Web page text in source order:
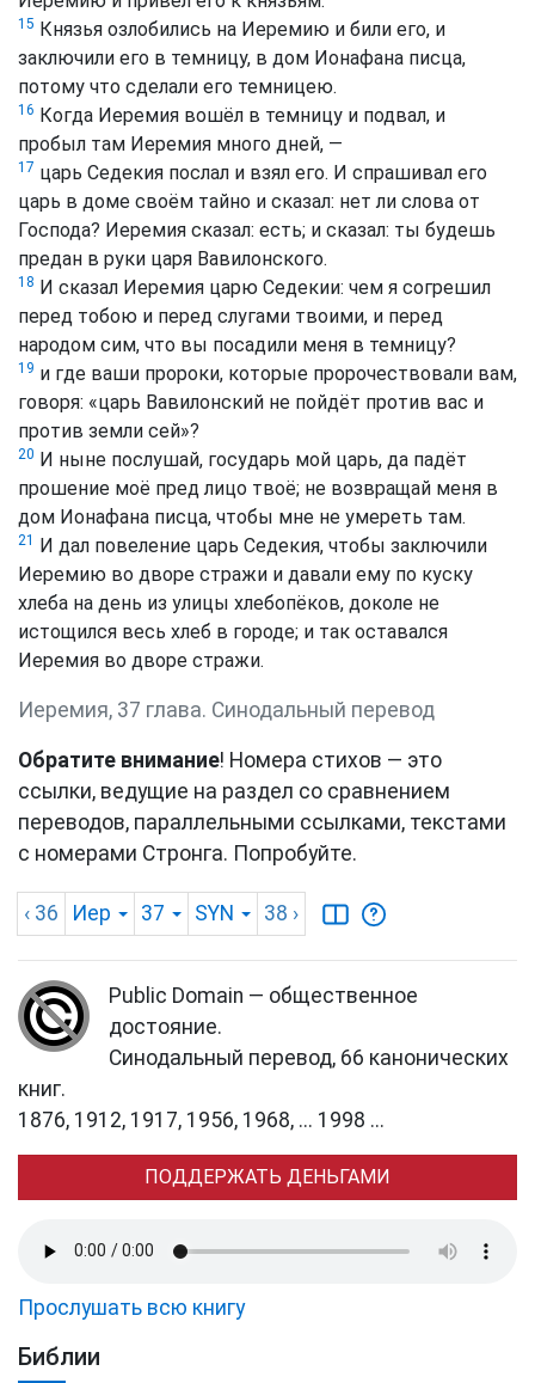
15 Князья озлобились на Иеремию и били его, и
заключили его в темницу, в дом Ионафана писца,
потому что сделали его темницею.
16 Когда Иеремия вошёл в темницу и подвал, и
пробыл там Иеремия много дней, —
17 царь Седекия послал и взял его. И спрашивал его
царь в доме своём тайно и сказал: нет ли слова от
Господа? Иеремия сказал: есть; и сказал: ты будешь
предан в руки царя Вавилонского.
18 И сказал Иеремия царю Седекии: чем я согрешил
перед тобою и перед слугами твоими, и перед
народом сим, что вы посадили меня в темницу?
19 и где ваши пророки, которые пророчествовали вам,
говоря: «царь Вавилонский не пойдёт против вас и
против земли сей»?
20 И ныне послушай, государь мой царь, да падёт
прошение моё пред лицо твоё; не возвращай меня в
дом Ионафана писца, чтобы мне не умереть там.
21 И дал повеление царь Седекия, чтобы заключили
Иеремию во дворе стражи и давали ему по куску
хлеба на день из улицы хлебопёков, доколе не
истощился весь хлеб в городе; и так оставался
Иеремия во дворе стражи.
Иеремия, 37 глава. Синодальный перевод
Обратите внимание! Номера стихов — это
ссылки, ведущие на раздел со сравнением
переводов, параллельными ссылками, текстами
с номерами Стронга. Попробуйте.
‹ 36 Иер 37 SYN 38 ›
Public Domain — общественное
достояние.
Синодальный перевод, 66 канонических
книг.
1876, 1912, 1917, 1956, 1968, ... 1998 ...
ПОДДЕРЖАТЬ ДЕНЬГАМИ
Прослушать всю книгу
Библии